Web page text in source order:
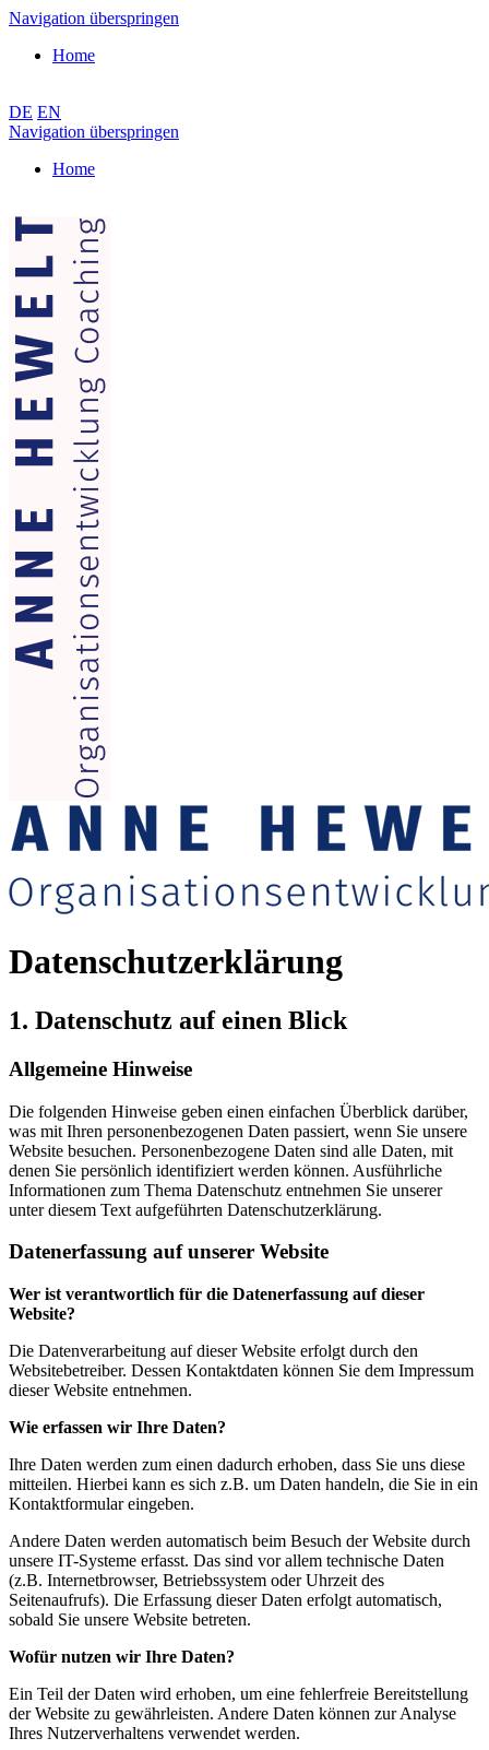
Navigation überspringen
Home
DE EN
Navigation überspringen
Home
Datenschutzerklärung
1. Datenschutz auf einen Blick
Allgemeine Hinweise
Die folgenden Hinweise geben einen einfachen Überblick darüber,
was mit Ihren personenbezogenen Daten passiert, wenn Sie unsere
Website besuchen. Personenbezogene Daten sind alle Daten, mit
denen Sie persönlich identifiziert werden können. Ausführliche
Informationen zum Thema Datenschutz entnehmen Sie unserer
unter diesem Text aufgeführten Datenschutzerklärung.
Datenerfassung auf unserer Website
Wer ist verantwortlich für die Datenerfassung auf dieser
Website?
Die Datenverarbeitung auf dieser Website erfolgt durch den
Websitebetreiber. Dessen Kontaktdaten können Sie dem Impressum
dieser Website entnehmen.
Wie erfassen wir Ihre Daten?
Ihre Daten werden zum einen dadurch erhoben, dass Sie uns diese
mitteilen. Hierbei kann es sich z.B. um Daten handeln, die Sie in ein
Kontaktformular eingeben.
Andere Daten werden automatisch beim Besuch der Website durch
unsere IT-Systeme erfasst. Das sind vor allem technische Daten
(z.B. Internetbrowser, Betriebssystem oder Uhrzeit des
Seitenaufrufs). Die Erfassung dieser Daten erfolgt automatisch,
sobald Sie unsere Website betreten.
Wofür nutzen wir Ihre Daten?
Ein Teil der Daten wird erhoben, um eine fehlerfreie Bereitstellung
der Website zu gewährleisten. Andere Daten können zur Analyse
Ihres Nutzerverhaltens verwendet werden.